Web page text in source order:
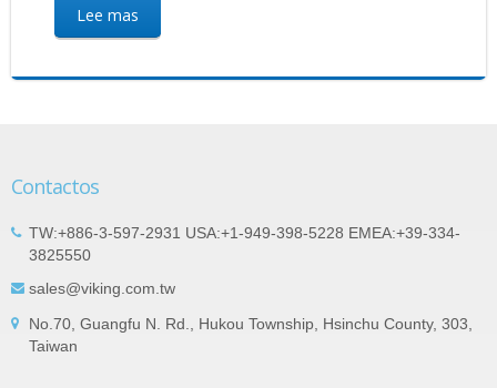
Lee mas
Contactos
TW:+886-3-597-2931 USA:+1-949-398-5228 EMEA:+39-334-
3825550
sales@viking.com.tw
No.70, Guangfu N. Rd., Hukou Township, Hsinchu County, 303,
Taiwan